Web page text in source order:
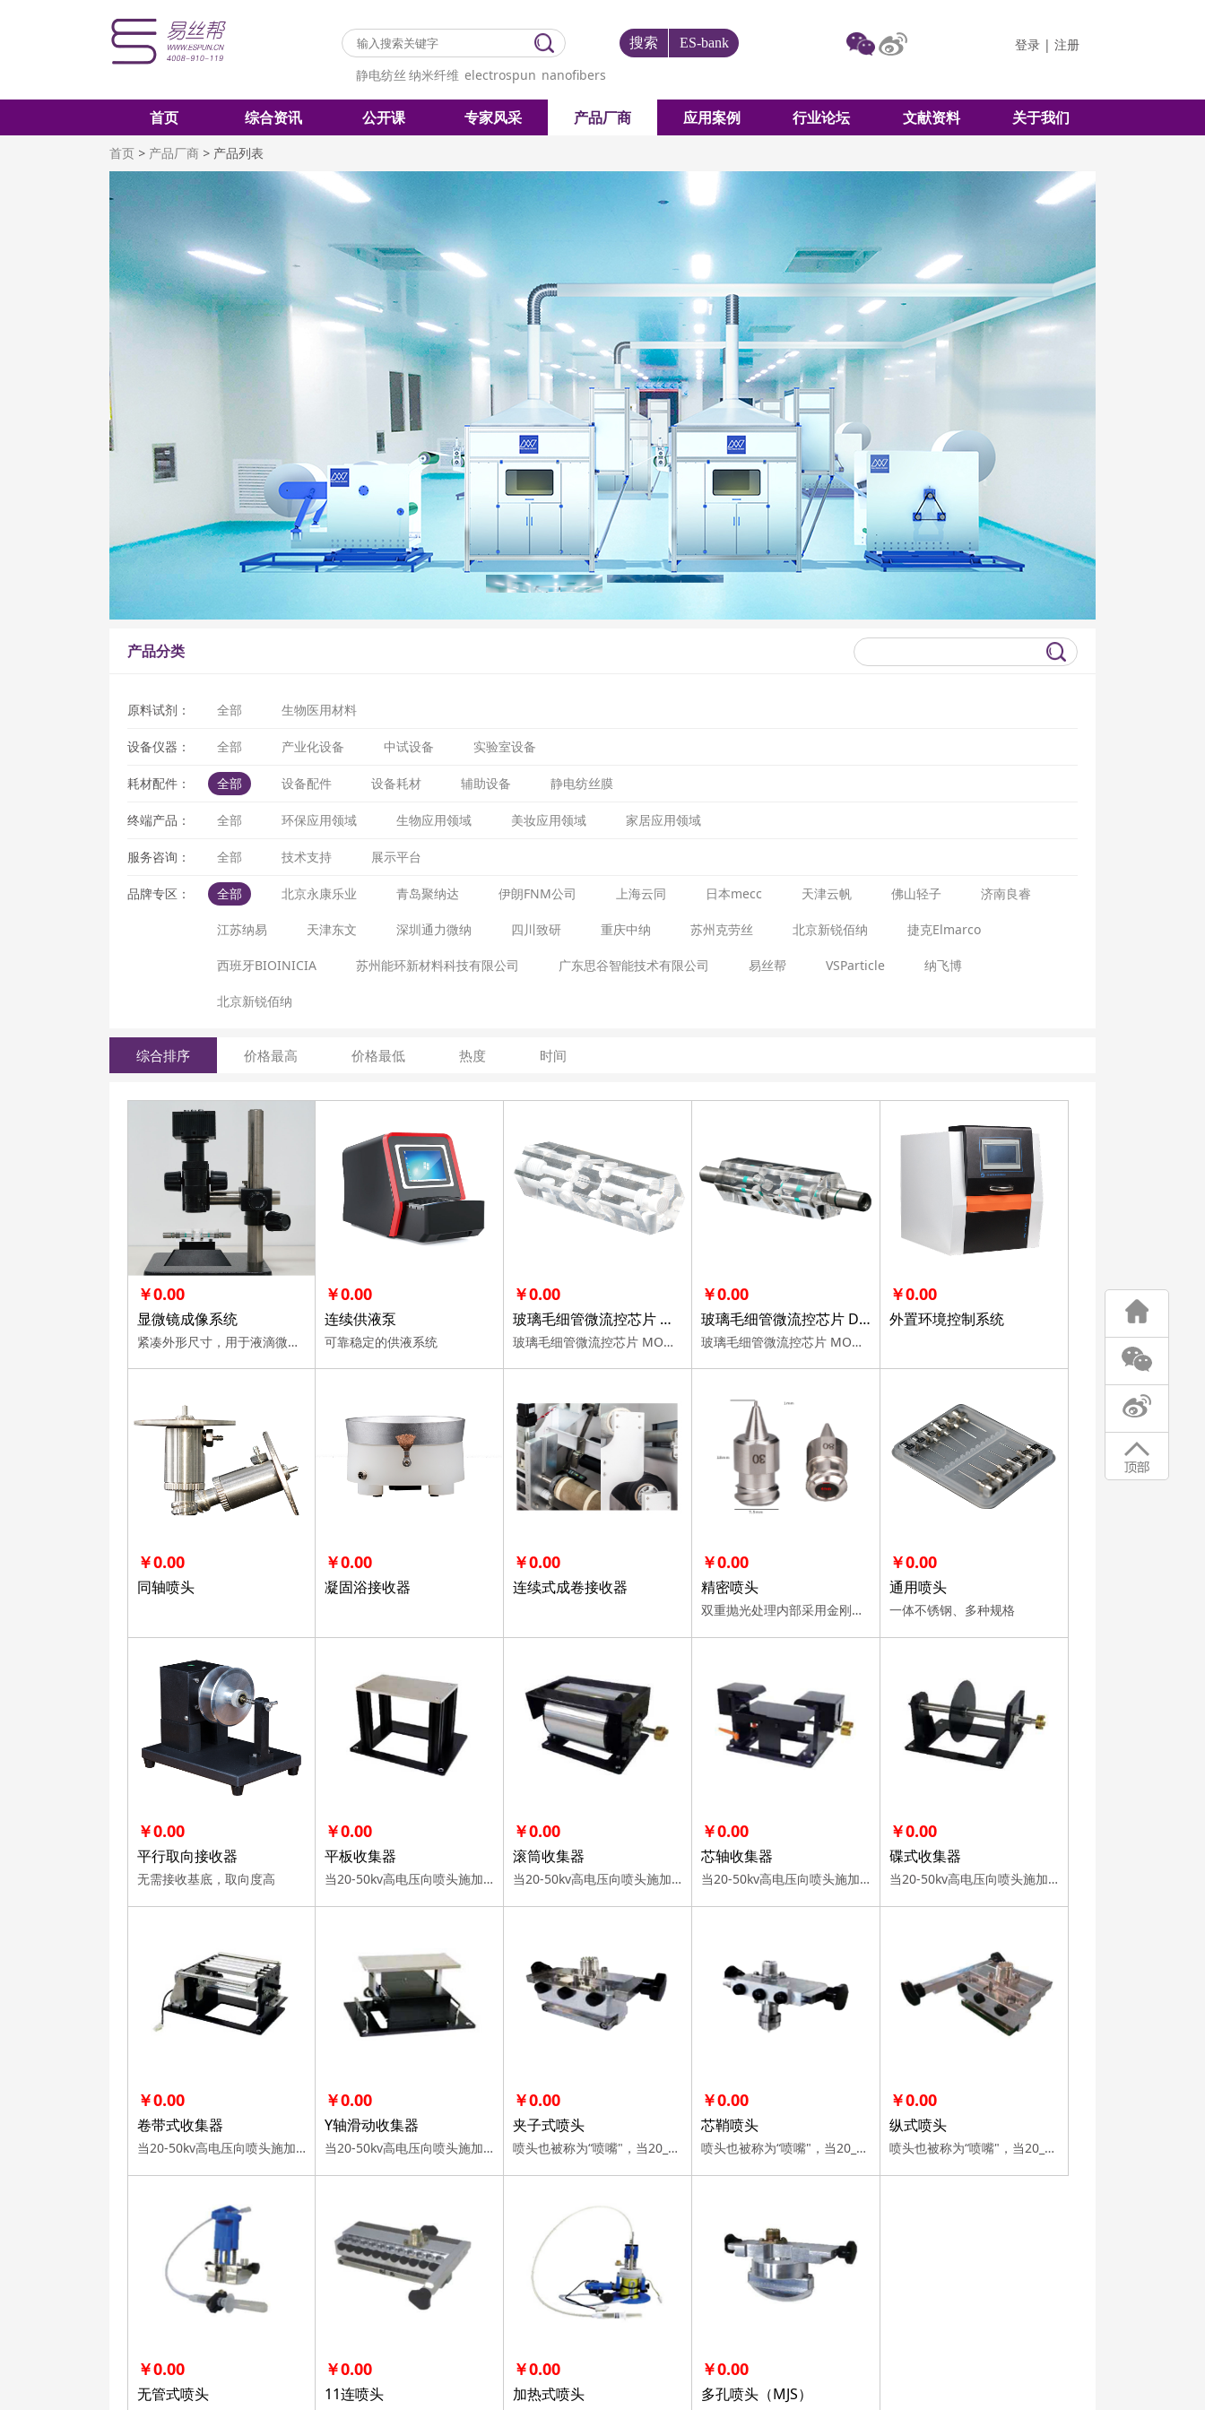
搜索 ES-bank
静电纺丝 纳米纤维 electrospun nanofibers
登录 | 注册
首页 综合资讯 公开课 专家风采 产品厂商 应用案例 行业论坛 文献资料 关于我们
首页 > 产品厂商 > 产品列表
产品分类
原料试剂： 全部 生物医用材料
设备仪器： 全部 产业化设备 中试设备 实验室设备
耗材配件： 全部 设备配件 设备耗材 辅助设备 静电纺丝膜
终端产品： 全部 环保应用领域 生物应用领域 美妆应用领域 家居应用领域
服务咨询： 全部 技术支持 展示平台
品牌专区： 全部 北京永康乐业 青岛聚纳达 伊朗FNM公司 上海云同 日本mecc 天津云帆 佛山轻子 济南良睿
江苏纳易 天津东文 深圳通力微纳 四川致研 重庆中纳 苏州克劳丝 北京新锐佰纳 捷克Elmarco
西班牙BIOINICIA 苏州能环新材料科技有限公司 广东思谷智能技术有限公司 易丝帮 VSParticle 纳飞博
北京新锐佰纳
综合排序 价格最高 价格最低 热度 时间
￥0.00
显微镜成像系统
紧凑外形尺寸，用于液滴微流控实验中的流体观察、图像、拍摄和视频录制。是微流控研究人员的得力工具。
￥0.00
连续供液泵
可靠稳定的供液系统
￥0.00
玻璃毛细管微流控芯片 MONO
玻璃毛细管微流控芯片 MONO
￥0.00
玻璃毛细管微流控芯片 DUAL
玻璃毛细管微流控芯片 MONO
￥0.00
外置环境控制系统
￥0.00
同轴喷头
￥0.00
凝固浴接收器
￥0.00
连续式成卷接收器
￥0.00
精密喷头
双重抛光处理内部采用金刚石抛光和化学抛光，提升光洁度，使出料顺畅；无死角流道去除钻孔收尾处斜角，出液量更稳定，放置蓄积堵塞。
￥0.00
通用喷头
一体不锈钢、多种规格
￥0.00
平行取向接收器
无需接收基底，取向度高
￥0.00
平板收集器
当20-50kv高电压向喷头施加时，溶液将从喷头产生高速纺丝射流，在收集器上形成纳米纤维。 通过选择以下收集器，可以制作各种形状/模式的纳米纤维。
￥0.00
滚筒收集器
当20-50kv高电压向喷头施加时，溶液将从喷头产生高速纺丝射流，在收集器上形成纳米纤维。 通过选择以下收集器，可以制作各种形状/模式的纳米纤维。
￥0.00
芯轴收集器
当20-50kv高电压向喷头施加时，溶液将从喷头产生高速纺丝射流，在收集器上形成纳米纤维。 通过选择以下收集器，可以制作各种形状/模式的纳米纤维。
￥0.00
碟式收集器
当20-50kv高电压向喷头施加时，溶液将从喷头产生高速纺丝射流，在收集器上形成纳米纤维。 通过选择以下收集器，可以制作各种形状/模式的纳米纤维。
￥0.00
卷带式收集器
当20-50kv高电压向喷头施加时，溶液将从喷头产生高速纺丝射流，在收集器上形成纳米纤维。 通过选择以下收集器，可以制作各种形状/模式的纳米纤维。
￥0.00
Y轴滑动收集器
当20-50kv高电压向喷头施加时，溶液将从喷头产生高速纺丝射流，在收集器上形成纳米纤维。 通过选择以下收集器，可以制作各种形状/模式的纳米纤维。
￥0.00
夹子式喷头
喷头也被称为“喷嘴"，当20_50kv高电压向喷头施加时，溶液将从喷头产生高速纺丝射流，在收集器上形成纳米纤维。 通过选择以下喷头，可以制作各种形状/模式的纳米纤维。
￥0.00
芯鞘喷头
喷头也被称为“喷嘴"，当20_50kv高电压向喷头施加时，溶液将从喷头产生高速纺丝射流，在收集器上形成纳米纤维。 通过选择以下喷头，可以制作各种形状/模式的纳米纤维。
￥0.00
纵式喷头
喷头也被称为“喷嘴"，当20_50kv高电压向喷头施加时，溶液将从喷头产生高速纺丝射流，在收集器上形成纳米纤维。 通过选择以下喷头，可以制作各种形状/模式的纳米纤维。
￥0.00
无管式喷头
￥0.00
11连喷头
￥0.00
加热式喷头
￥0.00
多孔喷头（MJS）